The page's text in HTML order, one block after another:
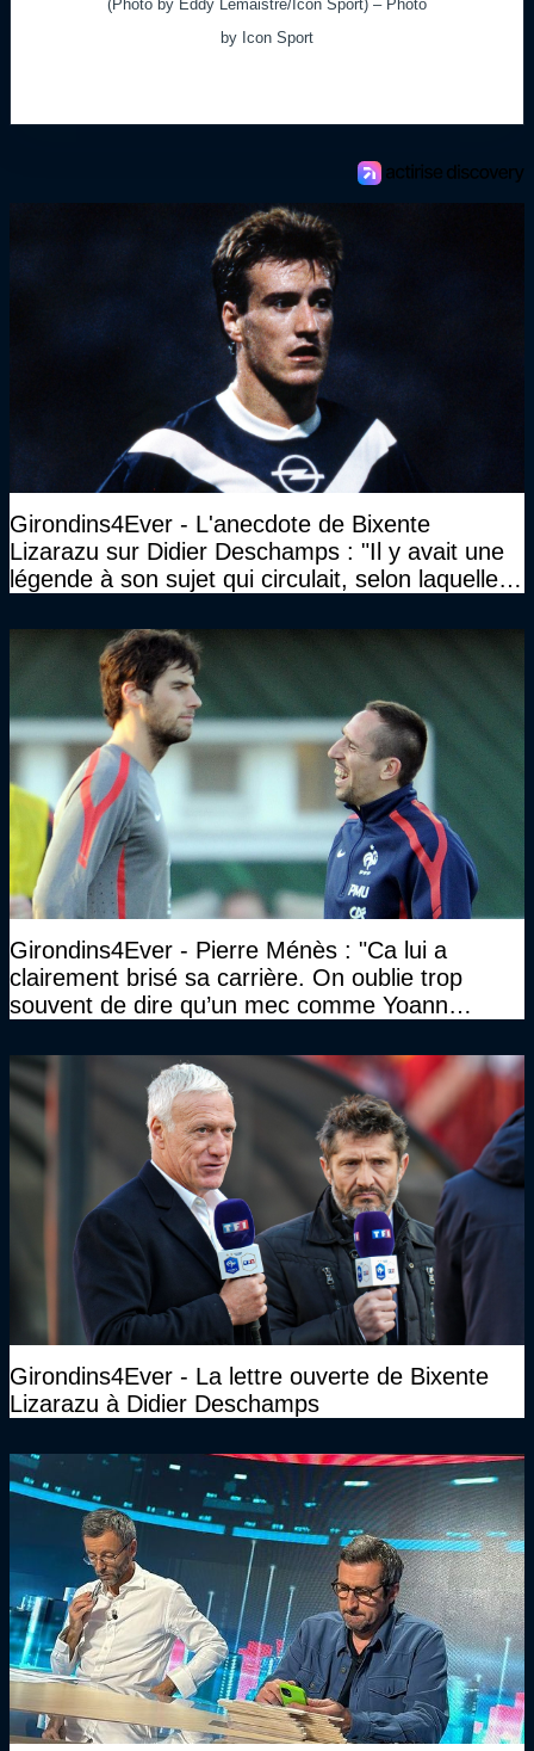
(Photo by Eddy Lemaistre/Icon Sport) – Photo
by Icon Sport
Girondins4Ever - L'anecdote de Bixente
Lizarazu sur Didier Deschamps : "Il y avait une
légende à son sujet qui circulait, selon laquelle il
Girondins4Ever - Pierre Ménès : "Ca lui a
clairement brisé sa carrière. On oublie trop
souvent de dire qu’un mec comme Yoann
Girondins4Ever - La lettre ouverte de Bixente
Lizarazu à Didier Deschamps